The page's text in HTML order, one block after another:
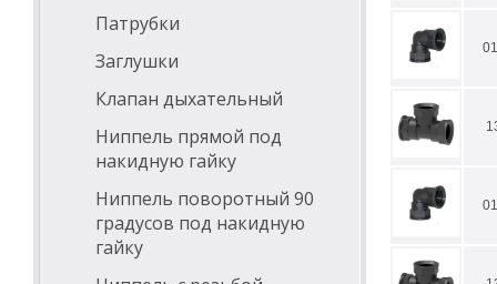
Патрубки
Заглушки
Клапан дыхательный
Ниппель прямой под
накидную гайку
Ниппель поворотный 90
градусов под накидную
гайку